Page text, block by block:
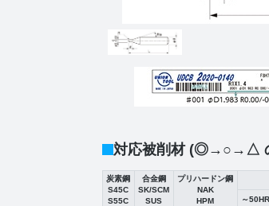
対応被削材 (◎→○→△
炭素鋼
S45C
S55C
合金鋼
SK/SCM
SUS
プリハードン鋼
NAK
HPM
～